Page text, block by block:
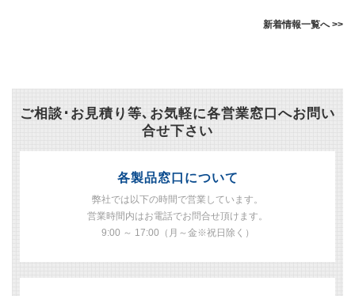
新着情報一覧へ >>
ご相談･お見積り等､お気軽に各営業窓口へお問い
合せ下さい
各製品窓口について
弊社では以下の時間で営業しています。
営業時間内はお電話でお問合せ頂けます。
9:00 ～ 17:00（月～金※祝日除く）